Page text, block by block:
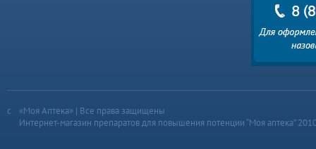
«Моя Аптека» | Все права защищены
Интернет-магазин препаратов для повышения потенции “Моя аптека”